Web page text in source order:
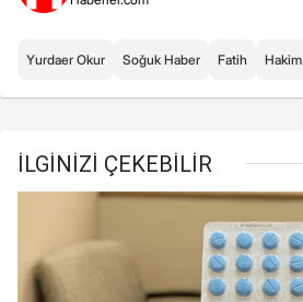
Yurdaer Okur Soğuk Haber Fatih Hakim